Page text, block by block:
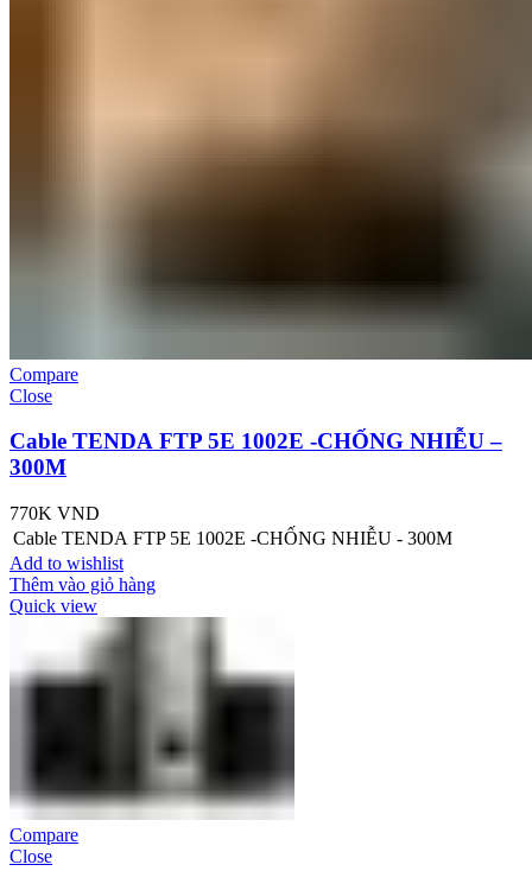
Compare
Close
Cable TENDA FTP 5E 1002E -CHỐNG NHIỄU –
300M
770K VND
Cable TENDA FTP 5E 1002E -CHỐNG NHIỄU - 300M
Add to wishlist
Thêm vào giỏ hàng
Quick view
Compare
Close